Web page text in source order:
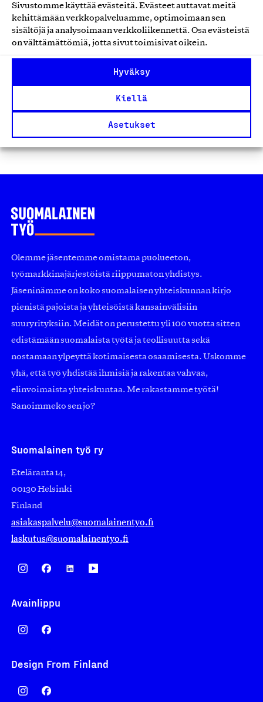
Sivustomme käyttää evästeitä. Evästeet auttavat meitä
kehittämään verkkopalveluamme, optimoimaan sen
sisältöjä ja analysoimaan verkkoliikennettä. Osa evästeistä
on välttämättömiä, jotta sivut toimisivat oikein.
Hyväksy
Kiellä
Asetukset
Suomen Erityisjäte Oy, Palvelu
Jäte- ja ympäristönhuolto
Edelliset
123
Seuraavat
Olemme jäsentemme omistama puolueeton,
työmarkkinajärjestöistä riippumaton yhdistys.
Jäseninämme on koko suomalaisen yhteiskunnan kirjo
pienistä pajoista ja yhteisöistä kansainvälisiin
suuryrityksiin. Meidät on perustettu yli 100 vuotta sitten
edistämään suomalaista työtä ja teollisuutta sekä
nostamaan ylpeyttä kotimaisesta osaamisesta. Uskomme
yhä, että työ yhdistää ihmisiä ja rakentaa vahvaa,
elinvoimaista yhteiskuntaa. Me rakastamme työtä!
Sanoimmeko sen jo?
Suomalainen työ ry
Eteläranta 14,
00130 Helsinki
Finland
asiakaspalvelu@suomalainentyo.fi
laskutus@suomalainentyo.fi
Avainlippu
Design From Finland